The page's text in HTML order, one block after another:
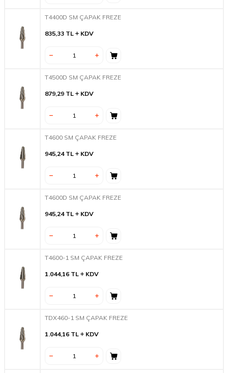
T4400D SM ÇAPAK FREZE
835,33 TL KDV
T4500D SM ÇAPAK FREZE
879,29 TL KDV
T4600 SM ÇAPAK FREZE
945,24TL KDV
T4600D SM ÇAPAK FREZE
945,24TL KDV
T4600-1 SM ÇAPAK FREZE
1.044,16 TL KDV
TDX460-1 SM ÇAPAK FREZE
1.044,16 TL KDV